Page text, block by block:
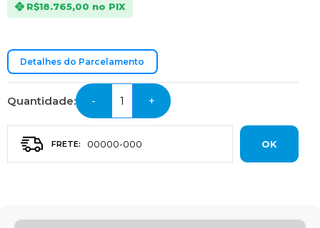
R$18.765,00 no PIX
Detalhes do Parcelamento
Quantidade: - +
OK